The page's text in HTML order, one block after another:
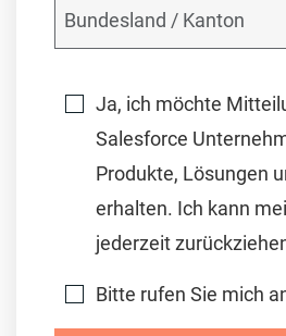
Ja, ich möchte
Salesforce
Produkte, Lösungen
erhalten. Ich kann
jederzeit
Bitte rufen Sie mich